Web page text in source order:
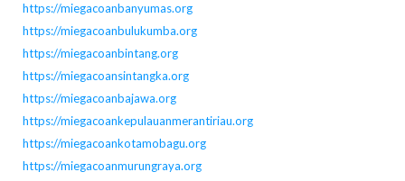
https://miegacoanbanyumas.org
https://miegacoanbulukumba.org
https://miegacoanbintang.org
https://miegacoansintangka.org
https://miegacoanbajawa.org
https://miegacoankepulauanmerantiriau.org
https://miegacoankotamobagu.org
https://miegacoanmurungraya.org